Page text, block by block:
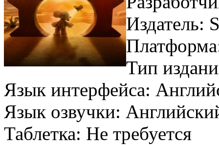
Издатель:
Тип
Язык интерфейса:
Язык озвучки:
Таблетка: Не требуется